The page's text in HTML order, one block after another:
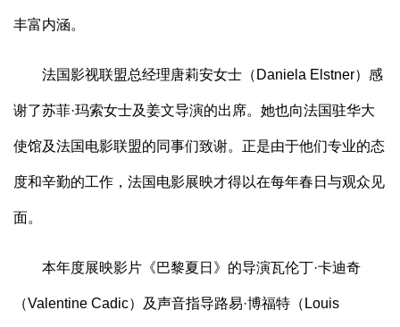
丰富内涵。
法国影视联盟总经理唐莉安女士（Daniela Elstner）感
谢了苏菲·玛索女士及姜文导演的出席。她也向法国驻华大
使馆及法国电影联盟的同事们致谢。正是由于他们专业的态
度和辛勤的工作，法国电影展映才得以在每年春日与观众见
面。
本年度展映影片《巴黎夏日》的导演瓦伦丁·卡迪奇
（Valentine Cadic）及声音指导路易·博福特（Louis